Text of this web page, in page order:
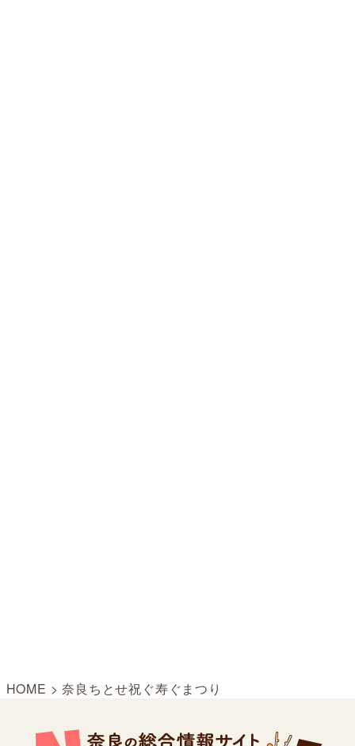
HOME >奈良ちとせ祝ぐ寿ぐまつり